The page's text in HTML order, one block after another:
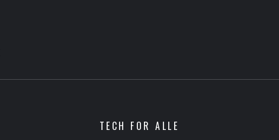
TECH FOR ALLE